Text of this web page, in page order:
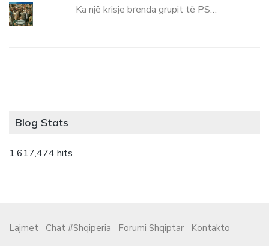
Ka një krisje brenda grupit të PS…
Blog Stats
1,617,474 hits
Lajmet Chat #Shqiperia Forumi Shqiptar
Kontakto